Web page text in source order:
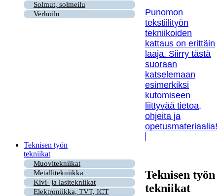
Solmut, solmeilu
Verhoilu
Punomon
tekstiilityön
tekniikoiden
kattaus on erittäin
laaja. Siirry tästä
suoraan
katselemaan
esimerkiksi
kutomiseen
liittyvää tietoa,
ohjeita ja
opetusmateriaalia!
Teknisen työn
tekniikat
Muovitekniikat
Metallitekniikka
Kivi- ja lasitekniikat
Elektroniikka, TVT, ICT
Teknisen työn
tekniikat